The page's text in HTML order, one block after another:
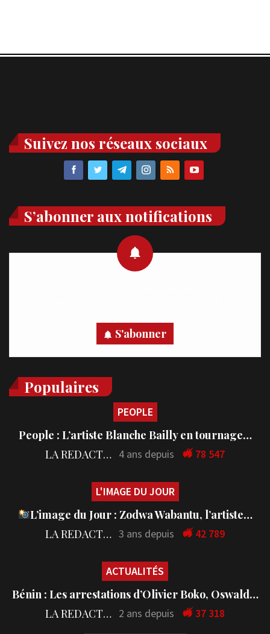
Suivez nos réseaux sociaux
S’abonner aux notifications
S'abonner
Populaires
PEOPLE
People : L’artiste Blanche Bailly en tournage…
LA REDACTION 4 ans depuis 78 547
L'IMAGE DU JOUR
L’image du Jour : Zodwa Wabantu, l’artiste…
LA REDACTION 3 ans depuis 42 789
ACTUALITÉS
Bénin : Les arrestations d’Olivier Boko, Oswald…
LA REDACTION 2 ans depuis 37 318